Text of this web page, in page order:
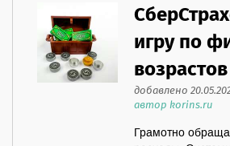
игру по
возрастов
добавлено
автор korins.ru
Грамотно